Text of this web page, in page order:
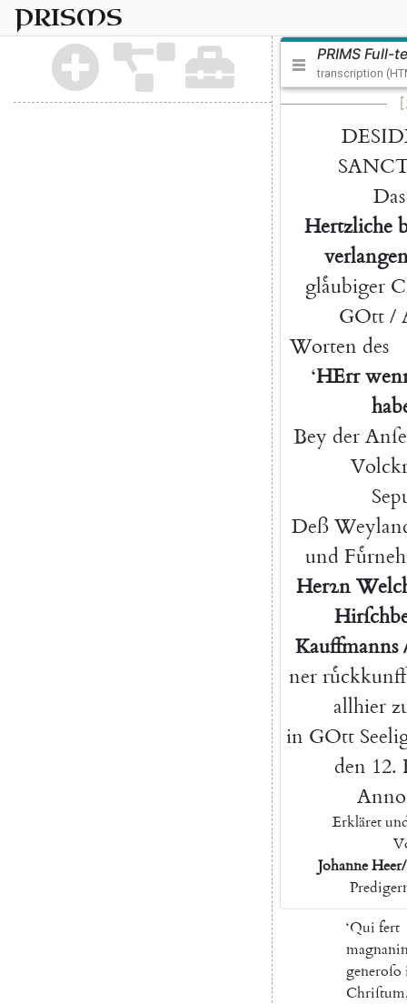
PRISMS
PRIMS Full-
transcription
Das
Hertzliche
glaͤubiger
GOtt /
Worten des
‘HErr
Bey der
Deß W
und F
Herꝛn W
Kauffmanns
ner
allhier
in GOtt
den 12.
Anno
Erkläret
Johanne Heer/
‘Qui fert
generoſo
Chriſtum